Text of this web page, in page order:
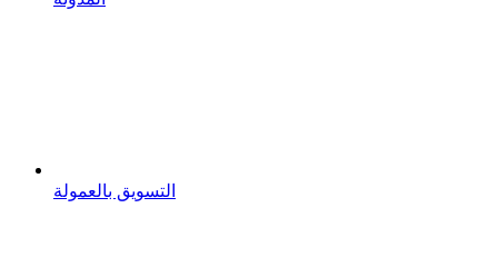
التسويق بالعمولة